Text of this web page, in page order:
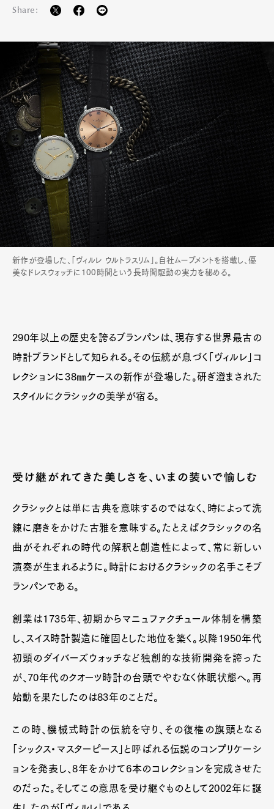
Share:
新作が登場した、「ヴィルレ ウルトラスリム」。自社ムーブメントを搭載し、優
美なドレスウォッチに100時間という長時間駆動の実力を秘める。
290年以上の歴史を誇るブランパンは、現存する世界最古の
時計ブランドとして知られる。その伝統が息づく「ヴィルレ」コ
レクションに38㎜ケースの新作が登場した。研ぎ澄まされた
スタイルにクラシックの美学が宿る。
受け継がれてきた美しさを、いまの装いで愉しむ
クラシックとは単に古典を意味するのではなく、時によって洗
練に磨きをかけた古雅を意味する。たとえばクラシックの名
曲がそれぞれの時代の解釈と創造性によって、常に新しい
演奏が生まれるように。時計におけるクラシックの名手こそブ
ランパンである。
創業は1735年、初期からマニュファクチュール体制を構築
し、スイス時計製造に確固とした地位を築く。以降1950年代
初頭のダイバーズウォッチなど独創的な技術開発を誇った
が、70年代のクオーツ時計の台頭でやむなく休眠状態へ。再
始動を果たしたのは83年のことだ。
この時、機械式時計の伝統を守り、その復権の旗頭となる
「シックス・マスターピース」と呼ばれる伝説のコンプリケーシ
ョンを発表し、8年をかけて6本のコレクションを完成させた
のだった。そしてこの意思を受け継ぐものとして2002年に誕